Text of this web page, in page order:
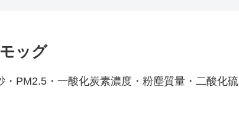
ッグ
PM2.5・一酸化炭素濃度・粉塵質量・二酸化硫